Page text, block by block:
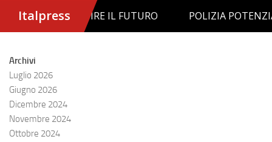
Archivi
Luglio 2026
Giugno 2026
Dicembre 2024
Novembre 2024
Ottobre 2024